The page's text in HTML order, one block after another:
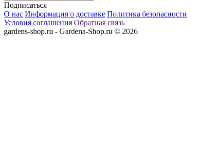
Подписаться
О нас Информация о доставке Политика безопасности
Условия соглашения Обратная связь
gardens-shop.ru - Gardena-Shop.ru © 2026